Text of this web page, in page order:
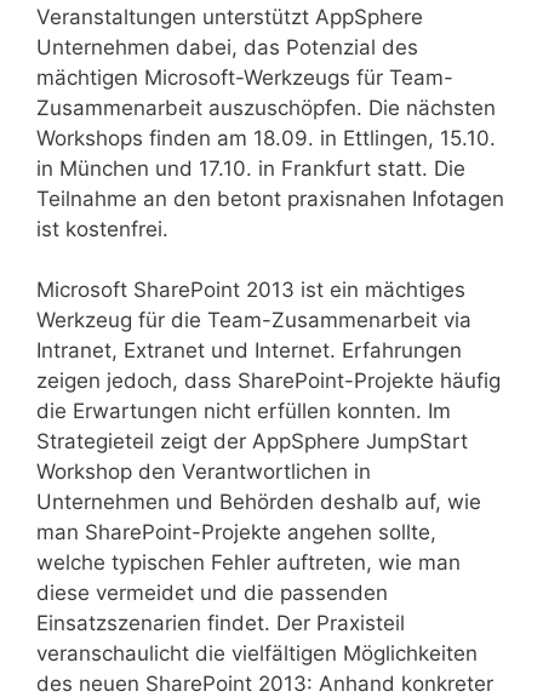
Veranstaltungen unterstützt AppSphere
Unternehmen dabei, das Potenzial des
mächtigen Microsoft-Werkzeugs für Team-
Zusammenarbeit auszuschöpfen. Die nächsten
Workshops finden am 18.09. in Ettlingen, 15.10.
in München und 17.10. in Frankfurt statt. Die
Teilnahme an den betont praxisnahen Infotagen
ist kostenfrei.
Microsoft SharePoint 2013 ist ein mächtiges
Werkzeug für die Team-Zusammenarbeit via
Intranet, Extranet und Internet. Erfahrungen
zeigen jedoch, dass SharePoint-Projekte häufig
die Erwartungen nicht erfüllen konnten. Im
Strategieteil zeigt der AppSphere JumpStart
Workshop den Verantwortlichen in
Unternehmen und Behörden deshalb auf, wie
man SharePoint-Projekte angehen sollte,
welche typischen Fehler auftreten, wie man
diese vermeidet und die passenden
Einsatzszenarien findet. Der Praxisteil
veranschaulicht die vielfältigen Möglichkeiten
des neuen SharePoint 2013: Anhand konkreter